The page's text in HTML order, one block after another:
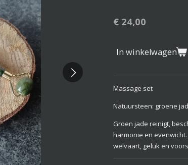
€ 24,00
In winkelwagen
Massage set
Natuursteen: groene
Groen jade reinigt,
harmonie en
welvaart, geluk en